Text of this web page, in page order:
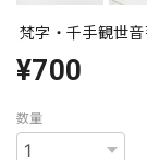
梵字・千手観世
¥700
数量